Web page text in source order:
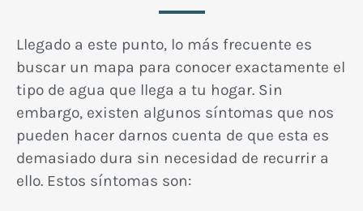
Llegado a este punto, lo más frecuente es
buscar un mapa para conocer exactamente el
tipo de agua que llega a tu hogar. Sin
embargo, existen algunos síntomas que nos
pueden hacer darnos cuenta de que esta es
demasiado dura sin necesidad de recurrir a
ello. Estos síntomas son: